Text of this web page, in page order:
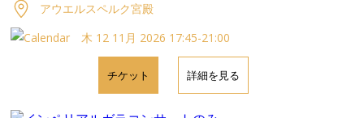
アウエルスペルク宮殿
木 12 11月 2026 17:45-21:00
チケット 詳細を見る